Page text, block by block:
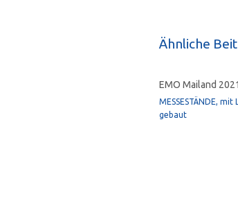
Ähnliche
EMO Mailand 2021
MESSESTÄNDE,
gebaut